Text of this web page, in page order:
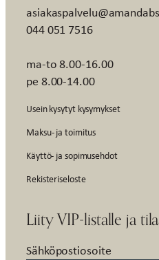
044 051 7516
ma-to 8.00-16.00
pe 8.00-14.00
Usein kysytyt kysymykset
Maksu- ja toimitus
Käyttö- ja sopimusehdot
Rekisteriseloste
Liity VIP-listalle ja
Sähköpostiosoite